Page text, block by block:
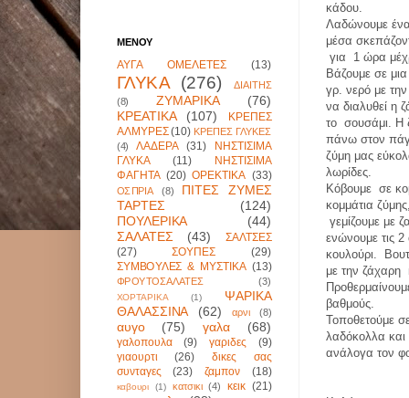
κάδου.
Λαδώνουμε
μέσα
για
1 ώρα
Βάζουμε σε
γρ. νερό με
να διαλυθεί η
το σουσάμι. Η
πάνω στον
ζύμη μας
λωρίδες.
Κόβουμε σε
κομμάτια
γεμίζουμε με
ενώνουμε τις
κουλούρι.
με την ζάχαρη
βαθμούς.
Τοποθετούμε
λαδόκολλα
ανάλογα τον
ΜΕΝΟΥ
ΑΥΓΑ ΟΜΕΛΕΤΕΣ (13)
ΓΛΥΚΑ (276)
ΔΙΑΙΤΗΣ
(8)
ΖΥΜΑΡΙΚΑ
(76)
ΚΡΕΑΤΙΚΑ
(107)
ΚΡΕΠΕΣ
ΑΛΜΥΡΕΣ (10) ΚΡΕΠΕΣ ΓΛΥΚΕΣ
(4)
ΛΑΔΕΡΑ (31)
ΝΗΣΤΙΣΙΜΑ
ΓΛΥΚΑ
(11)
ΝΗΣΤΙΣΙΜΑ
ΦΑΓΗΤΑ (20) ΟΡΕΚΤΙΚΑ (33)
ΟΣΠΡΙΑ (8)
ΠΙΤΕΣ ΖΥΜΕΣ
ΤΑΡΤΕΣ
(124)
ΠΟΥΛΕΡΙΚΑ
(44)
ΣΑΛΑΤΕΣ
(43)
ΣΑΛΤΣΕΣ
(27)
ΣΟΥΠΕΣ
(29)
ΣΥΜΒΟΥΛΕΣ & ΜΥΣΤΙΚΑ (13)
ΦΡΟΥΤΟΣΑΛΑΤΕΣ (3)
ΧΟΡΤΑΡΙΚΑ (1)
ΨΑΡΙΚΑ
ΘΑΛΑΣΣΙΝΑ
(62) αρνι (8)
αυγο (75) γαλα (68)
γαλοπουλα (9) γαριδες
(9)
γιαουρτι
(26)
δικες σας
συνταγες
(23) ζαμπον (18)
καβουρι (1) κατσικι (4) κεικ (21)